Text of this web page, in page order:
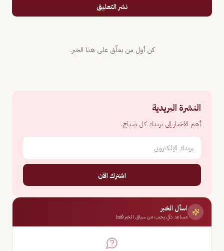
نشر التعليق
كن أول من يعلّق على هذا الخبر.
النشرة البريدية
أهم الأخبار إلى بريدك كل صباح.
اشترك الآن
اسأل الخبر
مساعد ذكي يجيب من سياق الخبر فقط